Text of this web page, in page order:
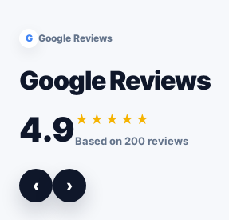
G Google Reviews
Google Reviews
4.9★★★★★
Based on 200 reviews
‹ ›